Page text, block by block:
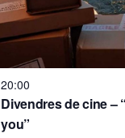
20:00
Divendres de cine –
you”